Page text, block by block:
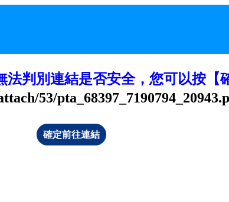
判別連結是否安全，您可以按【
53/